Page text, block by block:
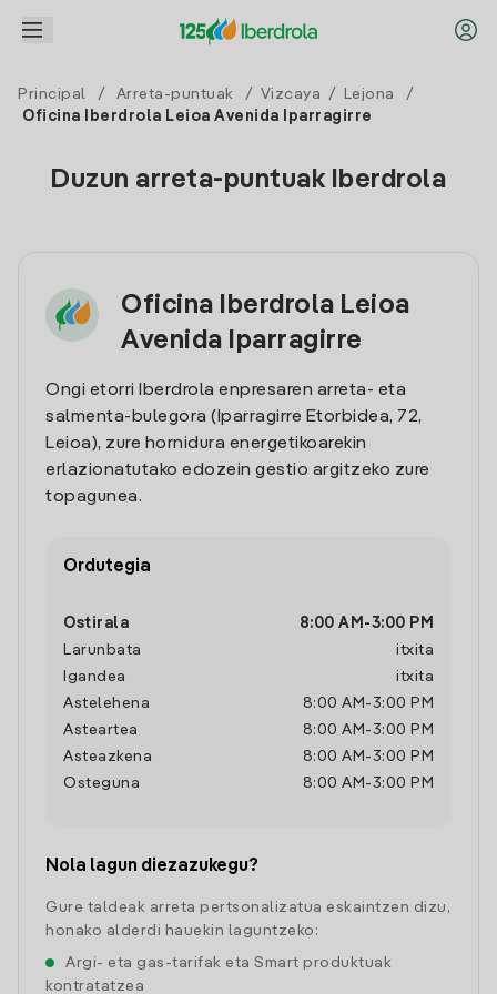
Principal / Arreta-puntuak / Vizcaya / Lejona
/
Oficina Iberdrola Leioa Avenida Iparragirre
Duzun arreta-puntuak Iberdrola
Oficina Iberdrola Leioa
Avenida Iparragirre
Ongi etorri Iberdrola enpresaren arreta- eta
salmenta-bulegora (Iparragirre Etorbidea, 72,
Leioa), zure hornidura energetikoarekin
erlazionatutako edozein gestio argitzeko zure
topagunea.
Ordutegia
Ostirala 8:00 AM -3:00 PM
Larunbata
itxita
Igandea
itxita
Astelehena
8:00 AM -3:00 PM
Asteartea
8:00 AM -3:00 PM
Asteazkena
8:00 AM -3:00 PM
Osteguna
8:00 AM -3:00 PM
Nola lagun diezazukegu?
Gure taldeak arreta pertsonalizatua eskaintzen dizu,
honako alderdi hauekin laguntzeko:
Argi- eta gas-tarifak eta Smart produktuak
kontratatzea